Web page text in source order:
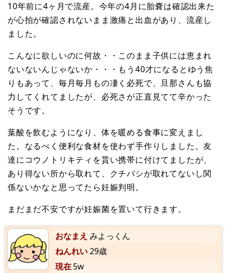
10年前に4ヶ月で流産。今年の4月に胎嚢は確認出来た
が心拍が確認されないまま激痛と出血があり、流産し
ました。
こんなに欲しいのに何故・・このまま子供には恵まれ
ないないんじゃないか・・・もう40才になるとゆう焦
りもあって、毎月毎月もの凄く必死で、旦那さんも協
力してくれてましたが、必死さが正直見てて辛かった
そうです。
葉酸を飲むようになり、体を暖める食事に変えまし
た。なるべく便利な食材を使わず手作りしました。友
達にコウノトリキティを貰い携帯に付けてましたが、
あり得ない所から取れて、クチバシが取れてないし関
係ないかなと思ってたら妊娠判明。
まだまだ不安ですが妊娠菌を置いて行きます。
おなまえ みよっくん
ねんれい29歳
現在5w